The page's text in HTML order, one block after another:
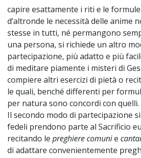
capire esattamente i riti e le
d’altronde le necessità delle anime
stesse in tutti, né permangono
una persona, si richiede un altro
partecipazione, più adatto e più
di meditare piamente i misteri di
compiere altri esercizi di pietà o
le quali, benché differenti per
per natura sono concordi con quelli.
Il secondo modo di partecipazione
fedeli prendono parte al Sacrificio
recitando le preghiere comunie
di adattare convenientemente